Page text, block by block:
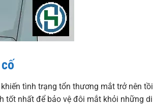
tình trạng tổn thương mắt trở nên tồi
tốt nhất để bảo vệ đôi mắt khỏi những di